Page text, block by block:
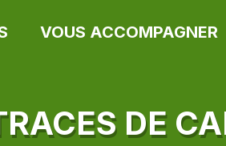
VOUS ACCOMPAGNER
DE